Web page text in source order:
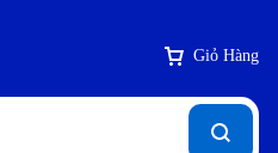
Giỏ Hàng